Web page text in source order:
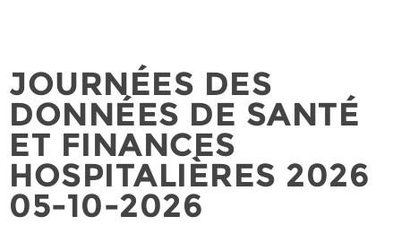
JOURNÉES DES
DONNÉES DE SANTÉ
ET FINANCES
HOSPITALIÈRES 2026
05-10-2026